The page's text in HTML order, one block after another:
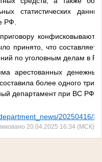
статистических
РФ.
конфисковываются
принято, что составляет
по уголовным делам в
арестованных
более одного
департамент при ВС РФ.
20250416/
20.04.2025 16:34 (МСК)